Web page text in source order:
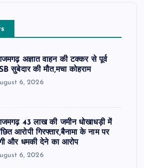
अज्ञात वाहन की टक्कर से पूर्व
सुबेदार की मौत,मचा कोहराम
6, 2026
43 लाख की जमीन धोखाधड़ी में
आरोपी गिरफ्तार,बैनामा के नाम पर
और धमकी देने का आरोप
6, 2026